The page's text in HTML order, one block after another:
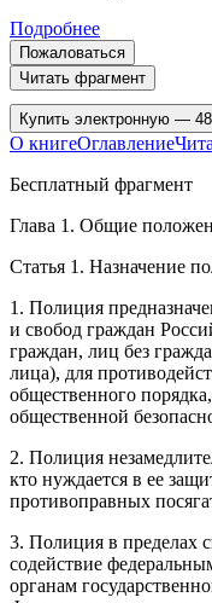
Подробнее
Пожаловаться
Читать фрагмент
Купить электронную —
О книгеОглавление
Бесплатный фрагмент
Глава 1. Общие
Статья 1. Назначение
1. Полиция
и свобод граждан Росси
граждан, лиц без
лица), для
общественного
общественной
2. Полиция
кто нуждается в ее
противоправных
3. Полиция в пределах
содействие
органам